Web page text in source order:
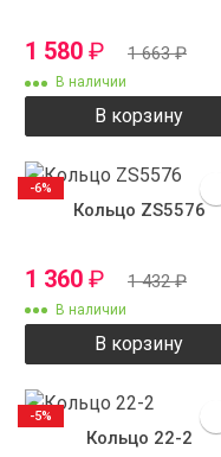
1 580 ₽ 1 663₽
В наличии
В корзину
Кольцо ZS5576
1 360 ₽ 1 432₽
В наличии
В корзину
-6%
Кольцо 22-2
-5%